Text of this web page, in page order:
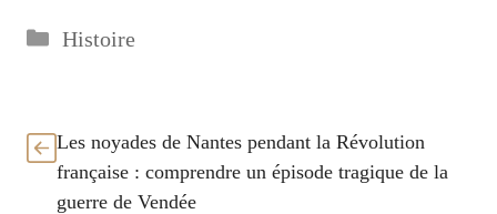
Catégories
Histoire
Les noyades de Nantes pendant la Révolution
française : comprendre un épisode tragique de la
guerre de Vendée